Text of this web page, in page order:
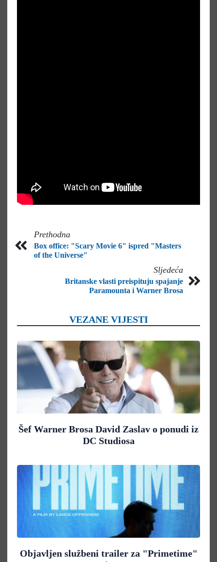
Prethodna
Box office: "Scary Movie 6" ispred "Masters
of the Universe"
Sljedeća
Britanske vlasti preispituju spajanje
Paramounta i Warner Brosa
VEZANE VIJESTI
Šef Warner Brosa David Zaslav o ponudi iz
DC Studiosa
Objavljen službeni trailer za "Primetime"